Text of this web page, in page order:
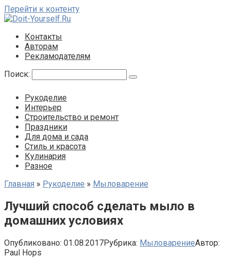
Перейти к контенту
Контакты
Авторам
Рекламодателям
Поиск:
Рукоделие
Интерьер
Строительство и ремонт
Праздники
Для дома и сада
Стиль и красота
Кулинария
Разное
Главная » Рукоделие » Мыловарение
Лучший способ сделать мыло в
домашних условиях
Опубликовано: 01.08.2017Рубрика: МыловарениеАвтор:
Paul Hops